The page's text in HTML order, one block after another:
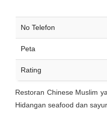
No Telefon
Peta
Rating
Restoran Chinese Muslim
Hidangan seafood dan